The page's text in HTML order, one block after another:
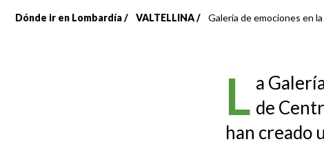
Dónde ir en Lombardía VALTELLINA Galería de emociones en
L a
de
han creado